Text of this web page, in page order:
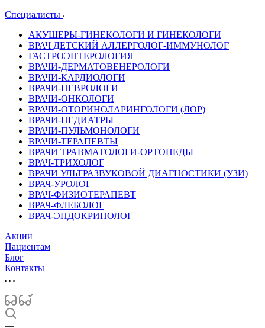
Специалисты
АКУШЕРЫ-ГИНЕКОЛОГИ И ГИНЕКОЛОГИ
ВРАЧ ДЕТСКИЙ АЛЛЕРГОЛОГ-ИММУНОЛОГ
ГАСТРОЭНТЕРОЛОГИЯ
ВРАЧИ-ДЕРМАТОВЕНЕРОЛОГИ
ВРАЧИ-КАРДИОЛОГИ
ВРАЧИ-НЕВРОЛОГИ
ВРАЧИ-ОНКОЛОГИ
ВРАЧИ-ОТОРИНОЛАРИНГОЛОГИ (ЛОР)
ВРАЧИ-ПЕДИАТРЫ
ВРАЧИ-ПУЛЬМОНОЛОГИ
ВРАЧИ-ТЕРАПЕВТЫ
ВРАЧИ ТРАВМАТОЛОГИ-ОРТОПЕДЫ
ВРАЧ-ТРИХОЛОГ
ВРАЧИ УЛЬТРАЗВУКОВОЙ ДИАГНОСТИКИ (УЗИ)
ВРАЧ-УРОЛОГ
ВРАЧ-ФИЗИОТЕРАПЕВТ
ВРАЧ-ФЛЕБОЛОГ
ВРАЧ-ЭНДОКРИНОЛОГ
Акции
Пациентам
Блог
Контакты